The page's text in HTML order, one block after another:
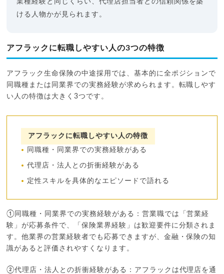
業種経験と同じくらい、代理店担当者との信頼関係を築
ける人物かが見られます。
アフラックに転職しやすい人の3つの特徴
アフラック生命保険の中途採用では、基本的に全ポジションで
同職種または同業界での実務経験が求められます。転職しやす
い人の特徴は大きく3つです。
アフラックに転職しやすい人の特徴
同職種・同業界での実務経験がある
代理店・法人との折衝経験がある
定性スキルを具体的なエピソードで語れる
①同職種・同業界での実務経験がある：営業職では「営業経
験」が応募条件で、「保険業界経験」は歓迎要件に分類されま
す。他業界の営業経験者でも応募できますが、金融・保険の知
識があると評価されやすくなります。
②代理店・法人との折衝経験がある：アフラックは代理店を通